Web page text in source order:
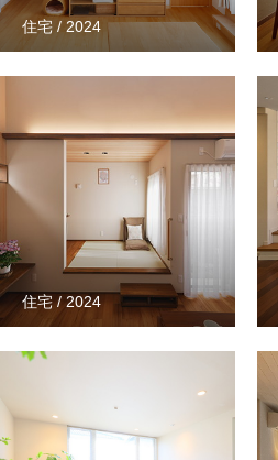
住宅 / 2024
住宅 / 2024